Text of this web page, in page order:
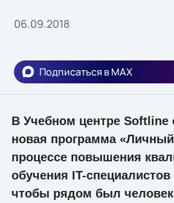
06.09.2018
Подписаться в MAX
В Учебном центре Softline
новая программа
процессе повышения
обучения IT-
чтобы рядом был